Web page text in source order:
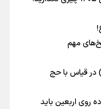
شهید: از تضاد به
در قیاس با حج
قبل از سفر پیاده روی اربعین باید